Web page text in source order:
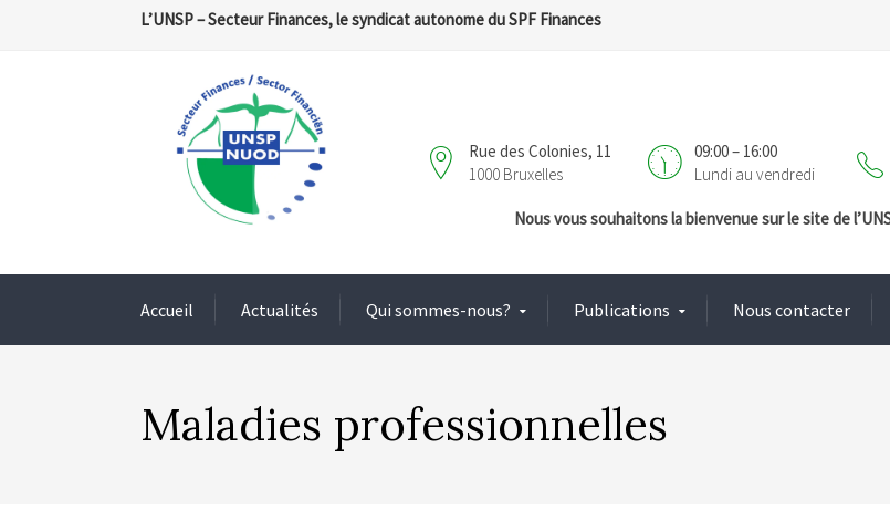
L’UNSP – Secteur Finances, le syndicat autonome du SPF Finances
09:00 – 16:00
Lundi au vendredi
Rue des Colonies, 11
1000 Bruxelles
Nous vous souhaitons la bienvenue sur le site de
Accueil Actualités Qui sommes-nous? Publications Nous contacter
Maladies professionnelles